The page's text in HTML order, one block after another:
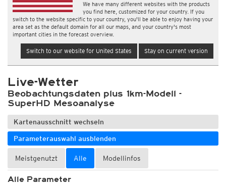
We have many different websites with the products
you find here, customized for your country. If you
switch to the website specific to your country, you'll be able to enjoy having your
area set as the default domain for all our maps, and your country's most
important cities in the forecast overview.
Switch to our website for United States Stay on current version
Live-Wetter
Beobachtungsdaten plus 1km-Modell -
SuperHD Mesoanalyse
Kartenausschnitt wechseln
Parameterauswahl ausblenden
Meistgenutzt Alle Modellinfos
Alle Parameter
Wetter, Luftdruck
Temperatur und Luftfeuchtigkeit
Temperatur 2m (°C)
Temperatur 2m (Raster) (°C)
Temperatur 2m (Farbsehschwäche) (°C)
Temperatur 2m, flexible Skala (°C)